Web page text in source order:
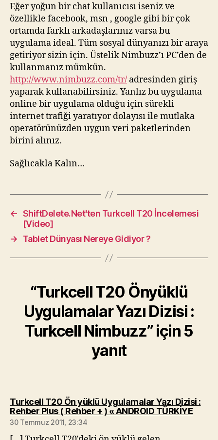
Eğer yoğun bir chat kullanıcısı iseniz ve
özellikle facebook, msn , google gibi bir çok
ortamda farklı arkadaşlarınız varsa bu
uygulama ideal. Tüm sosyal dünyanızı bir araya
getiriyor sizin için. Üstelik Nimbuzz’ı PC’den de
kullanmanız mümkün.
http://www.nimbuzz.com/tr/ adresinden giriş
yaparak kullanabilirsiniz. Yanlız bu uygulama
online bir uygulama olduğu için sürekli
internet trafiği yaratıyor dolayısı ile mutlaka
operatörünüzden uygun veri paketlerinden
birini alınız.
Sağlıcakla Kalın…
← ShiftDelete.Net'ten Turkcell T20 İncelemesi
[Video]
→
Tablet Dünyası Nereye Gidiyor ?
“Turkcell T20 Önyüklü
Uygulamalar Yazı Dizisi :
Turkcell Nimbuzz” için 5
yanıt
Turkcell T20 Ön yüklü Uygulamalar Yazı Dizisi :
Rehber Plus ( Rehber + ) « ANDROID TÜRKİYE
30 Temmuz 2011, 23:34